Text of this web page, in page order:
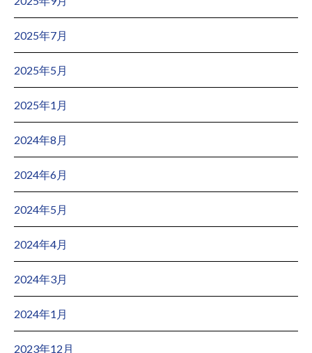
2025年7月
2025年5月
2025年1月
2024年8月
2024年6月
2024年5月
2024年4月
2024年3月
2024年1月
2023年12月